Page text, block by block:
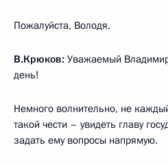
Пожалуйста, Володя.
В.Крюков: Уважаемый
день!
Немного волнительно, не
такой чести – увидеть главу
задать ему вопросы напрямую.